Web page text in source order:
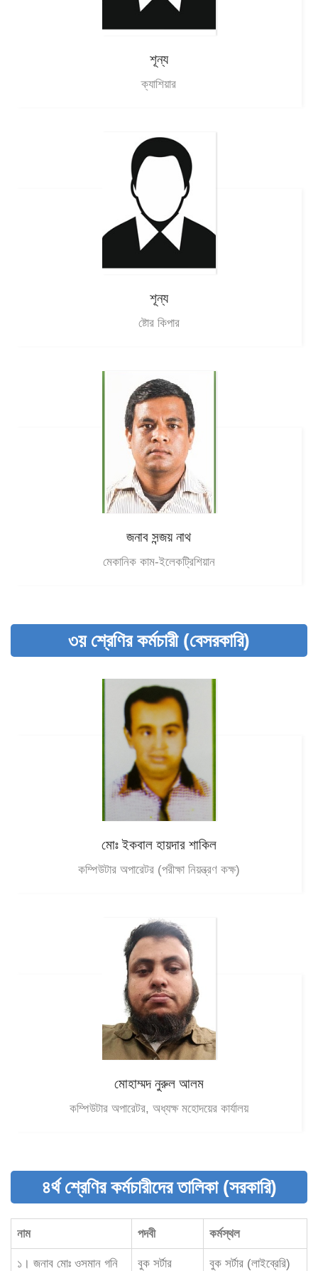
শূন্য
ক্যাশিয়ার
শূন্য
ষ্টোর কিপার
জনাব সন্জয় নাথ
মেকানিক কাম-ইলেকট্রিশিয়ান
৩য় শ্রেণির কর্মচারী (বেসরকারি)
মোঃ ইকবাল হায়দার শাকিল
কম্পিউটার অপারেটর (পরীক্ষা নিয়ন্ত্রণ কক্ষ)
মোহাম্মদ নুরুল আলম
কম্পিউটার অপারেটর, অধ্যক্ষ মহোদয়ের কার্যালয়
৪র্থ শ্রেণির কর্মচারীদের তালিকা (সরকারি)
নাম পদবী কর্মস্থল
১। জনাব মোঃ ওসমান গনি বুক সর্টার বুক সর্টার (লাইব্রেরি)